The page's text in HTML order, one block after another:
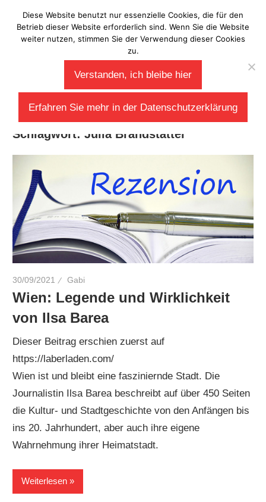
Inhalt
springen
Laberladen
Schlagwort:Julia Brandstätter
30/09/2021 Gabi
Wien: Legende und Wirklichkeit
von Ilsa Barea
Dieser Beitrag erschien zuerst auf
https://laberladen.com/
Wien ist und bleibt eine fasziniernde Stadt. Die
Journalistin Ilsa Barea beschreibt auf über 450 Seiten
die Kultur- und Stadtgeschichte von den Anfängen bis
ins 20. Jahrhundert, aber auch ihre eigene
Wahrnehmung ihrer Heimatstadt.
Weiterlesen
Diese Website benutzt nur essenzielle Cookies, die für den
Betrieb dieser Website erforderlich sind. Wenn Sie die Website
weiter nutzen, stimmen Sie der Verwendung dieser Cookies
zu.
Verstanden, ich bleibe hier
Erfahren Sie mehr in der Datenschutzerklärung